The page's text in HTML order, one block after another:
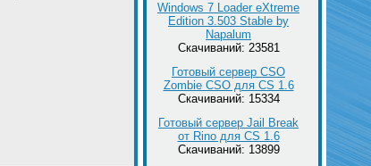
Windows 7 Loader eXtreme
Edition 3.503 Stable by
Napalum
Скачиваний: 23581
Готовый сервер CSO
Zombie CSO для CS 1.6
Скачиваний: 15334
Готовый сервер Jail Break
от Rino для CS 1.6
Скачиваний: 13899